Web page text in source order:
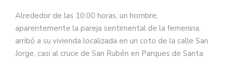
Alrededor de las 10:00 horas, un hombre,
aparentemente la pareja sentimental de la femenina,
arribó a su vivienda localizada en un coto de la calle San
Jorge, casi al cruce de San Rubén en Parques de Santa